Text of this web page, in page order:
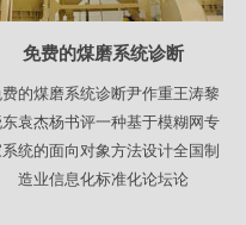
免费的煤磨系统诊断
的煤磨系统诊断尹作重王涛黎
东袁杰杨书评一种基于模糊网专
统的面向对象方法设计全国制
造业信息化标准化论坛论